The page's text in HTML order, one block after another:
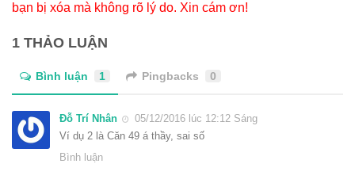
bạn bị xóa mà không rõ lý do. Xin cám ơn!
1 THẢO LUẬN
Bình luận 1 Pingbacks 0
Đỗ Trí Nhân
05/12/2016 lúc 12:12 Sáng
Ví dụ 2 là Căn 49 á thầy, sai số
Bình luận